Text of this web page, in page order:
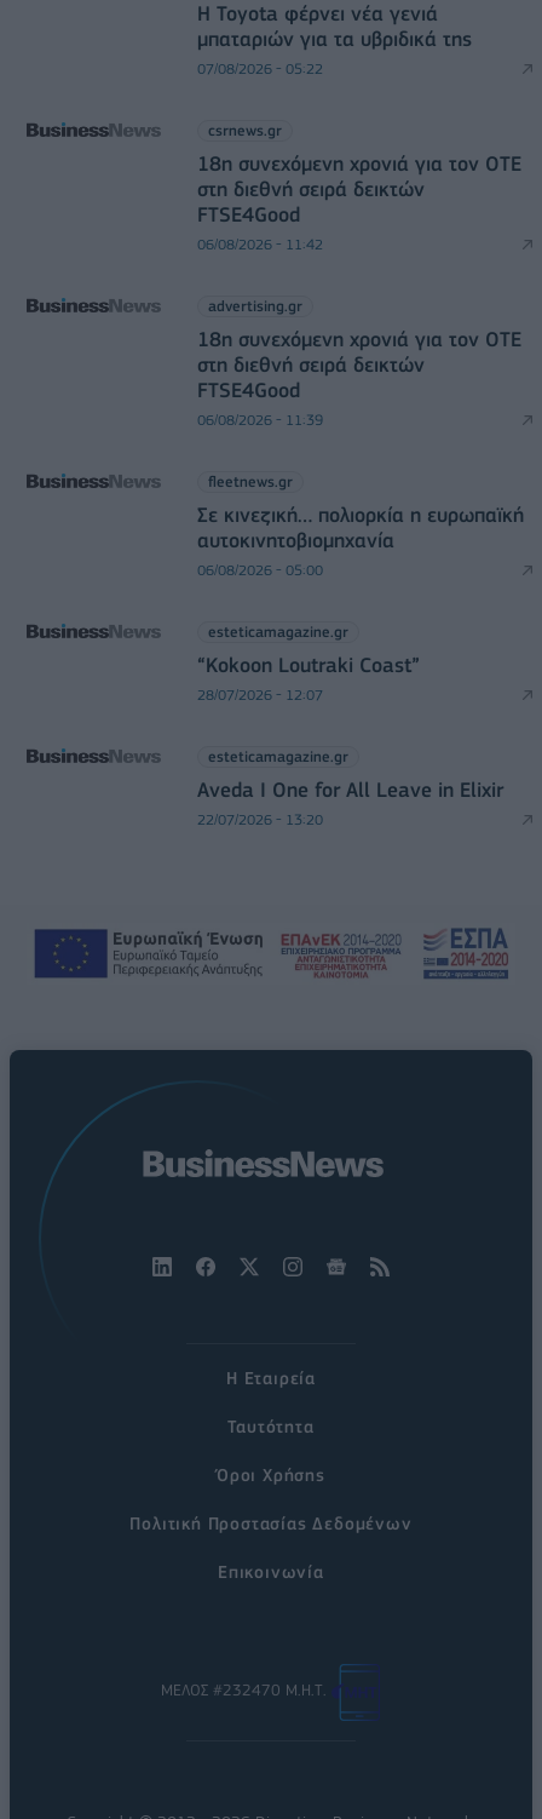
Η Toyota φέρνει νέα γενιά
μπαταριών για τα υβριδικά της
07/08/2026 - 05:22
csrnews.gr
18η συνεχόμενη χρονιά για τον ΟΤΕ
στη διεθνή σειρά δεικτών
FTSE4Good
06/08/2026 - 11:42
advertising.gr
18η συνεχόμενη χρονιά για τον ΟΤΕ
στη διεθνή σειρά δεικτών
FTSE4Good
06/08/2026 - 11:39
fleetnews.gr
Σε κινεζική… πολιορκία η ευρωπαϊκή
αυτοκινητοβιομηχανία
06/08/2026 - 05:00
esteticamagazine.gr
“Kokoon Loutraki Coast”
28/07/2026 - 12:07
esteticamagazine.gr
Aveda I One for All Leave in Elixir
22/07/2026 - 13:20
Η Εταιρεία
Ταυτότητα
Όροι Χρήσης
Πολιτική Προστασίας Δεδομένων
Επικοινωνία
ΜΕΛΟΣ #232470 Μ.Η.Τ.